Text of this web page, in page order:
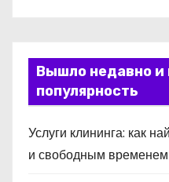
Вышло недавно и
популярность
Услуги клининга: как
и свободным временем